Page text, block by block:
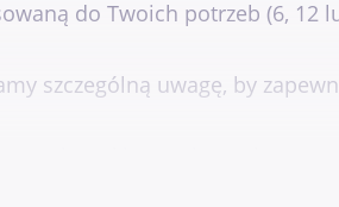
do Twoich potrzeb (6, 12
szczególną uwagę, by
dopasowane do Twojego